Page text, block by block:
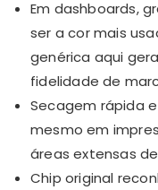
Em dashboards,
ser a cor mais
genérica aqui
fidelidade de
Secagem rápida
mesmo em
áreas extensas
Chip original